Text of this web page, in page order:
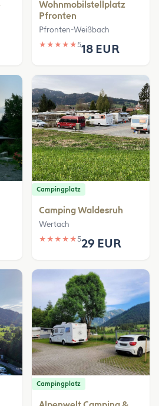
Wohnmobilstellplatz
Pfronten
Pfronten-Weißbach
★ ★ ★ ★ ★518 EUR
Campingplatz
Camping Waldesruh
Wertach
★ ★ ★ ★ ★529 EUR
Campingplatz